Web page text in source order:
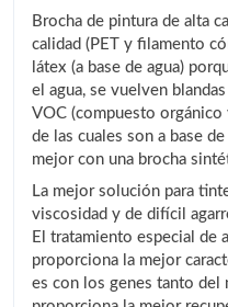
Brocha de pintura de alta
calidad (PET y filamento
látex (a base de agua)
el agua, se vuelven
VOC (compuesto
de las cuales son a base
mejor con una brocha
La mejor solución para
viscosidad y de difícil
El tratamiento especial de
proporciona la mejor
es con los genes tanto